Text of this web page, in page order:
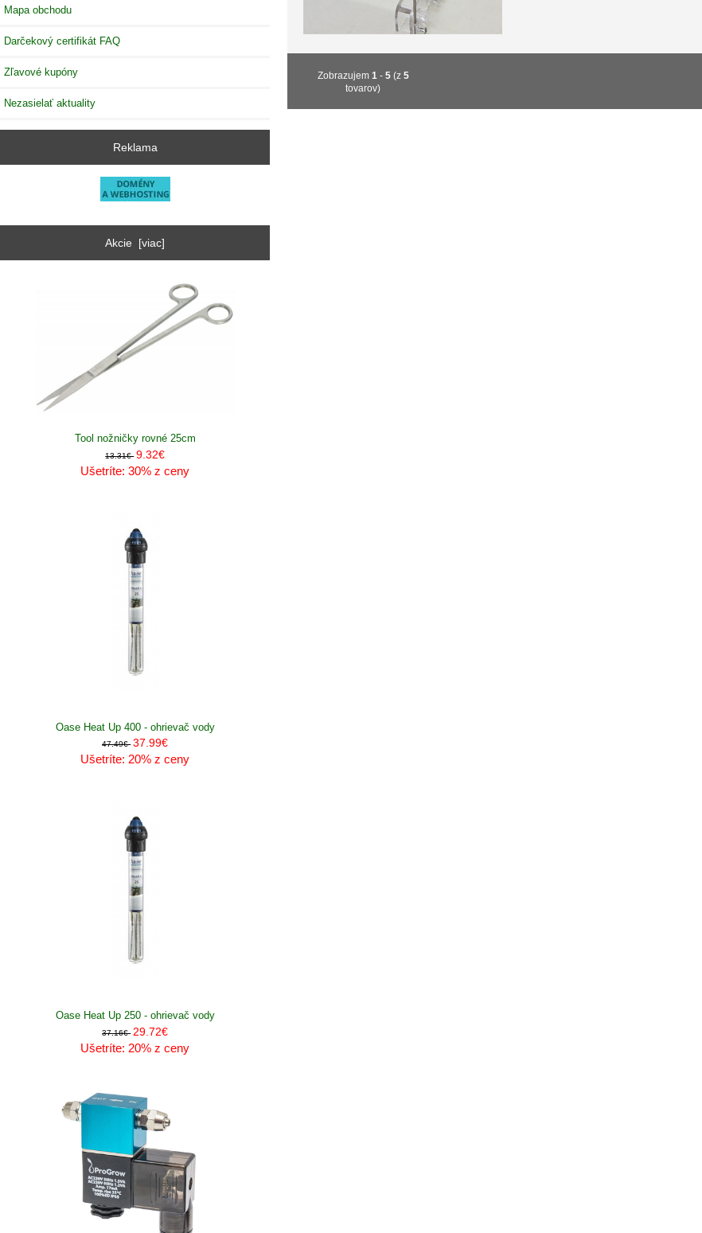
Mapa obchodu
Darčekový certifikát FAQ
Zľavové kupóny
Nezasielať aktuality
Reklama
Akcie [viac]
Tool nožničky rovné 25cm
13.31€ 9.32€
Ušetríte: 30% z ceny
Oase Heat Up 400 - ohrievač vody
47.49€ 37.99€
Ušetríte: 20% z ceny
Oase Heat Up 250 - ohrievač vody
37.16€ 29.72€
Ušetríte: 20% z ceny
Zobrazujem 1 - 5(z 5
tovarov)